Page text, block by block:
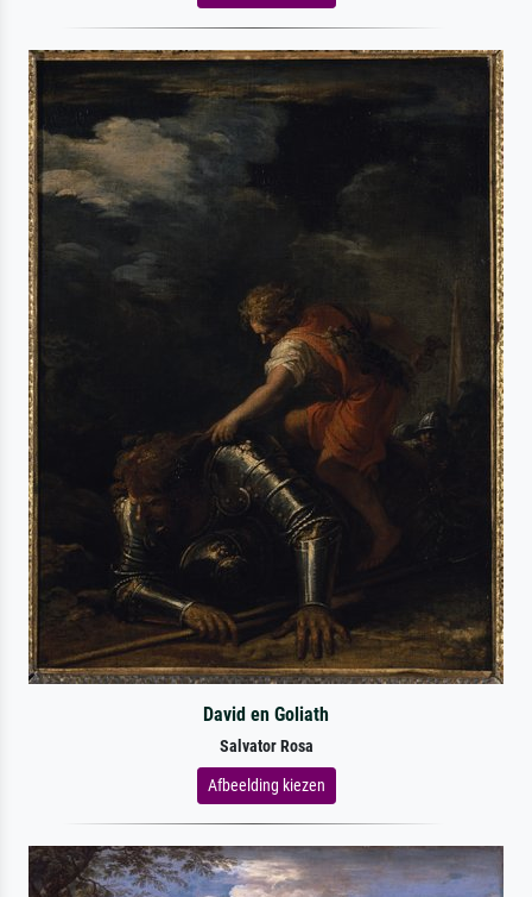
David en Goliath
Salvator Rosa
Afbeelding kiezen